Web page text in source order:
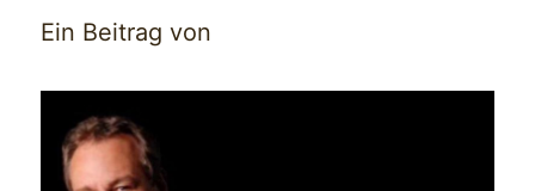
Ein Beitrag von